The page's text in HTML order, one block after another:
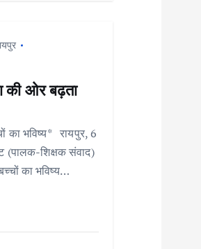
की ओर बढ़ता
का भविष्य* रायपुर, 6
शिक्षक संवाद)
का भविष्य…